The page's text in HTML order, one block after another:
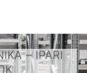
– IPARI